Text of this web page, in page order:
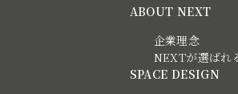
ABOUT NEXT
企業理念
NEXTが選ばれ
SPACE DESIGN